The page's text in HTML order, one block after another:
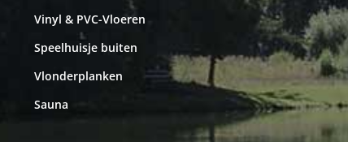
Vinyl & PVC-Vloeren
Speelhuisje buiten
Vlonderplanken
Sauna